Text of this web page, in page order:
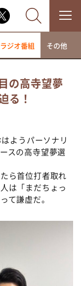
すとものいたっ
やねん！？」
タ
ラジオ番組 その他
の高寺望夢
る！
ようパーソナリ
スの高寺望夢選
ら首位打者取れ
は「まだちょっ
て謙虚だ。